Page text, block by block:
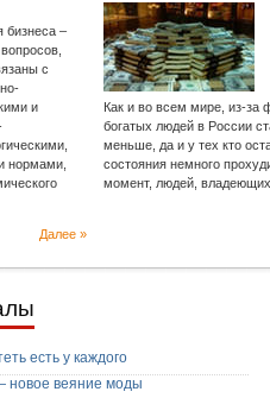
бизнеса –
с
и
нормами,
Далее »
Как и во всем мире, из-за
богатых людей в России
меньше, да и у тех кто
состояния немного
момент, людей, владеющих
есть у каждого
новое веяние моды